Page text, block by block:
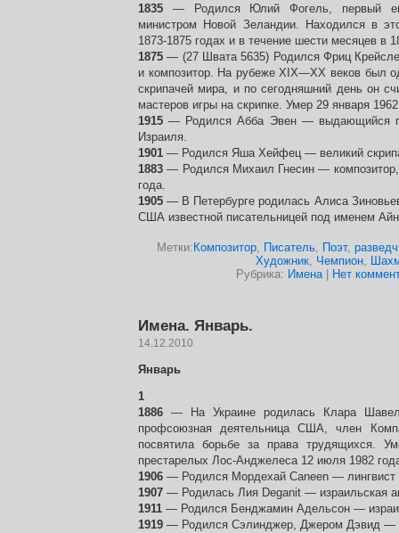
1835 — Родился Юлий Фогель, первый
министром Новой Зеландии. Находился в
1873-1875 годах и в течение шести месяцев в
1875 — (27 Швата 5635) Родился Фриц
и композитор. На рубеже XIX—XX веков был
скрипачей мира, и по сегодняшний день он
мастеров игры на скрипке. Умер 29 января
1915— Родился Абба Эвен — выдающийся
Израиля.
1901 — Родился Яша Хейфец — великий
1883 — Родился Михаил Гнесин — композитор,
года.
1905 — В Петербурге родилась Алиса
США известной писательницей под именем
Метки: Композитор, Писатель, Поэт,
Художник, Чемпион,
Рубрика: Имена| Нет
Имена. Январь.
14.12.2010
Январь
1
1886 — На Украине родилась Клара
профсоюзная деятельница США, член
посвятила борьбе за права трудящихся.
престарелых Лос-Анджелеса 12 июля 1982
1906 — Родился Мордехай Caneen — лингвист
1907 — Родилась Лия Deganit — израильская
1911 — Родился Бенджамин Адельсон —
1919 — Родился Сэлинджер, Джером Дэвид —